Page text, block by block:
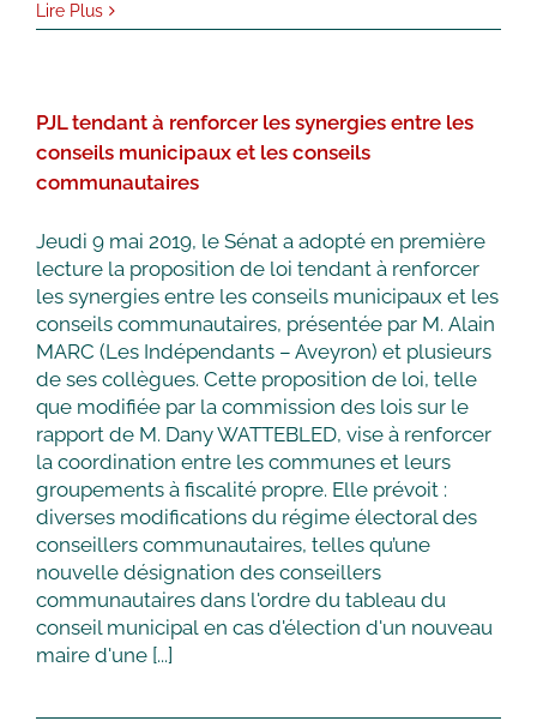
de
sport :
le
Lire Plus
PJL tendant à renforcer les synergies entre les
conseils municipaux et les conseils
communautaires
Jeudi 9 mai 2019, le Sénat a adopté en première
lecture la proposition de loi tendant à renforcer
les synergies entre les conseils municipaux et les
conseils communautaires, présentée par M. Alain
MARC (Les Indépendants – Aveyron) et plusieurs
de ses collègues. Cette proposition de loi, telle
que modifiée par la commission des lois sur le
rapport de M. Dany WATTEBLED, vise à renforcer
la coordination entre les communes et leurs
groupements à fiscalité propre. Elle prévoit :
diverses modifications du régime électoral des
conseillers communautaires, telles qu’une
nouvelle désignation des conseillers
communautaires dans l'ordre du tableau du
conseil municipal en cas d'élection d'un nouveau
maire d'une [...]